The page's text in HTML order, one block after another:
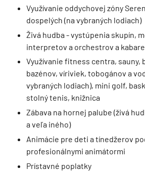
Využívanie oddychovej zóny
dospelých (na vybraných lodiach)
Živá hudba - vystúpenia skupín,
interpretov a orchestrov a
Využívanie fitness centra, sauny,
bazénov, víriviek, tobogánov a
vybraných lodiach), mini golf,
stolný tenis, knižnica
Zábava na hornej palube (živá
a veľa iného)
Animácie pre deti a tínedžerov
profesionálnymi animátormi
Prístavné poplatky